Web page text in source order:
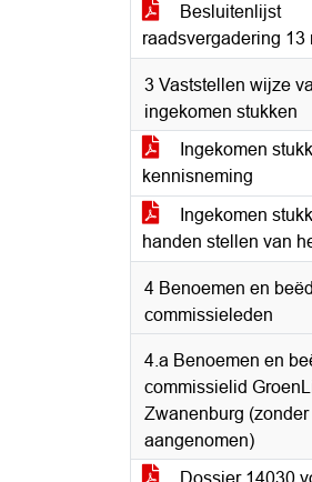
Besluitenlijst
raadsvergadering 13
3 Vaststellen wijze
ingekomen stukken
Ingekomen
kennisneming
Ingekomen
handen stellen van
4 Benoemen en
commissieleden
4.a Benoemen en
commissielid
Zwanenburg (zonder
aangenomen)
Dossier 14030